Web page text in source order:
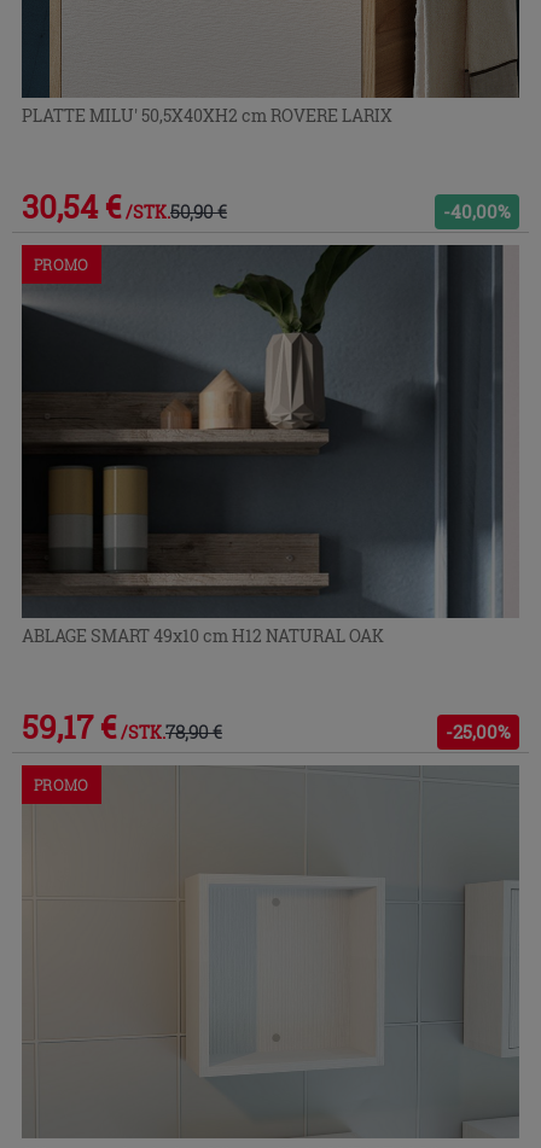
PLATTE MILU' 50,5X40XH2 cm ROVERE LARIX
30,54 € /STK.50,90 € -40,00%
PROMO
ABLAGE SMART 49x10 cm H12 NATURAL OAK
59,17 € /STK.78,90 € -25,00%
PROMO